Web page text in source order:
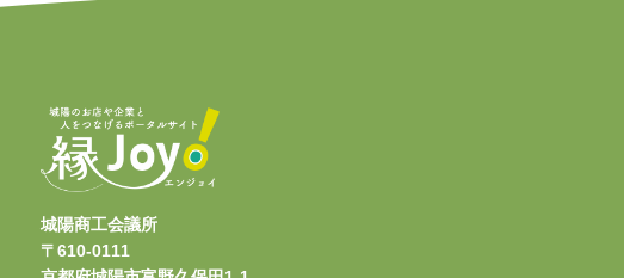
城陽商工会議所
〒610-0111